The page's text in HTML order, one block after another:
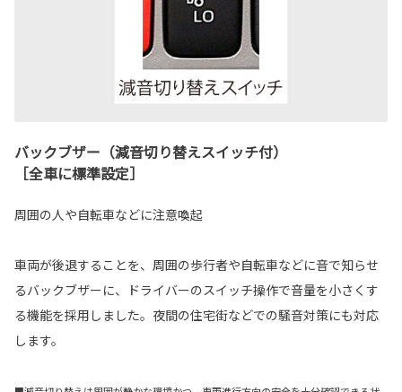
バックブザー（減音切り替えスイッチ付）
［全車に標準設定］
周囲の人や自転車などに注意喚起
車両が後退することを、周囲の歩行者や自転車などに音で知らせ
るバックブザーに、ドライバーのスイッチ操作で音量を小さくす
る機能を採用しました。夜間の住宅街などでの騒音対策にも対応
します。